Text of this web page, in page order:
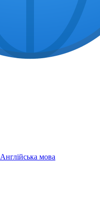
Англійська мова